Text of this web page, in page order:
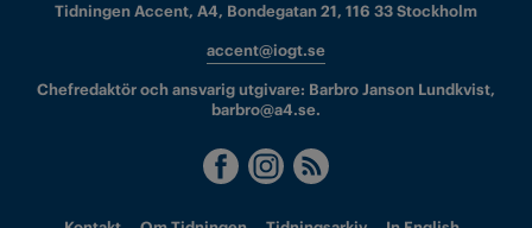
Tidningen Accent, A4, Bondegatan 21, 116 33 Stockholm
accent@iogt.se
Chefredaktör och ansvarig utgivare: Barbro Janson Lundkvist,
barbro@a4.se.